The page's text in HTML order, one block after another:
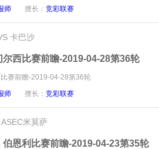
师 擅长： 竞彩联赛
卡巴沙
西比赛前瞻-2019-04-28第36轮
赛前瞻-2019-04-28第36轮
师 擅长： 竞彩联赛
米莫萨
恩利比赛前瞻-2019-04-23第35轮